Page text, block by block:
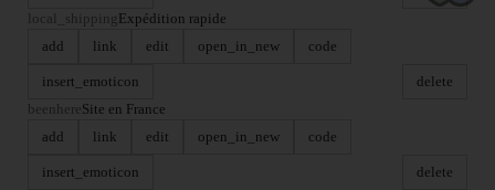
local_shipping Expédition rapide
add
link edit open_in_new code
insert_emoticon
delete
beenhereSite en France
add
link edit open_in_new code
insert_emoticon
delete